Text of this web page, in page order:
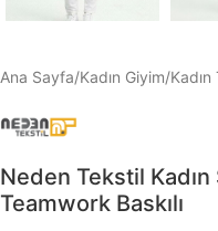
Ana Sayfa/Kadın Giyim/
Neden Tekstil
Teamwork Baskılı